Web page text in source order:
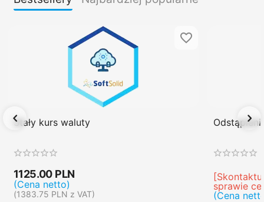
Stały kurs waluty
1125.00 PLN
(Cena netto)
(1383.75 PLN z VAT)
sprawie
(Cena